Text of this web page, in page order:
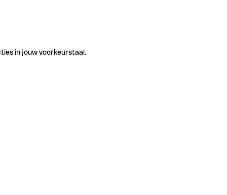
in jouw voorkeurstaal.